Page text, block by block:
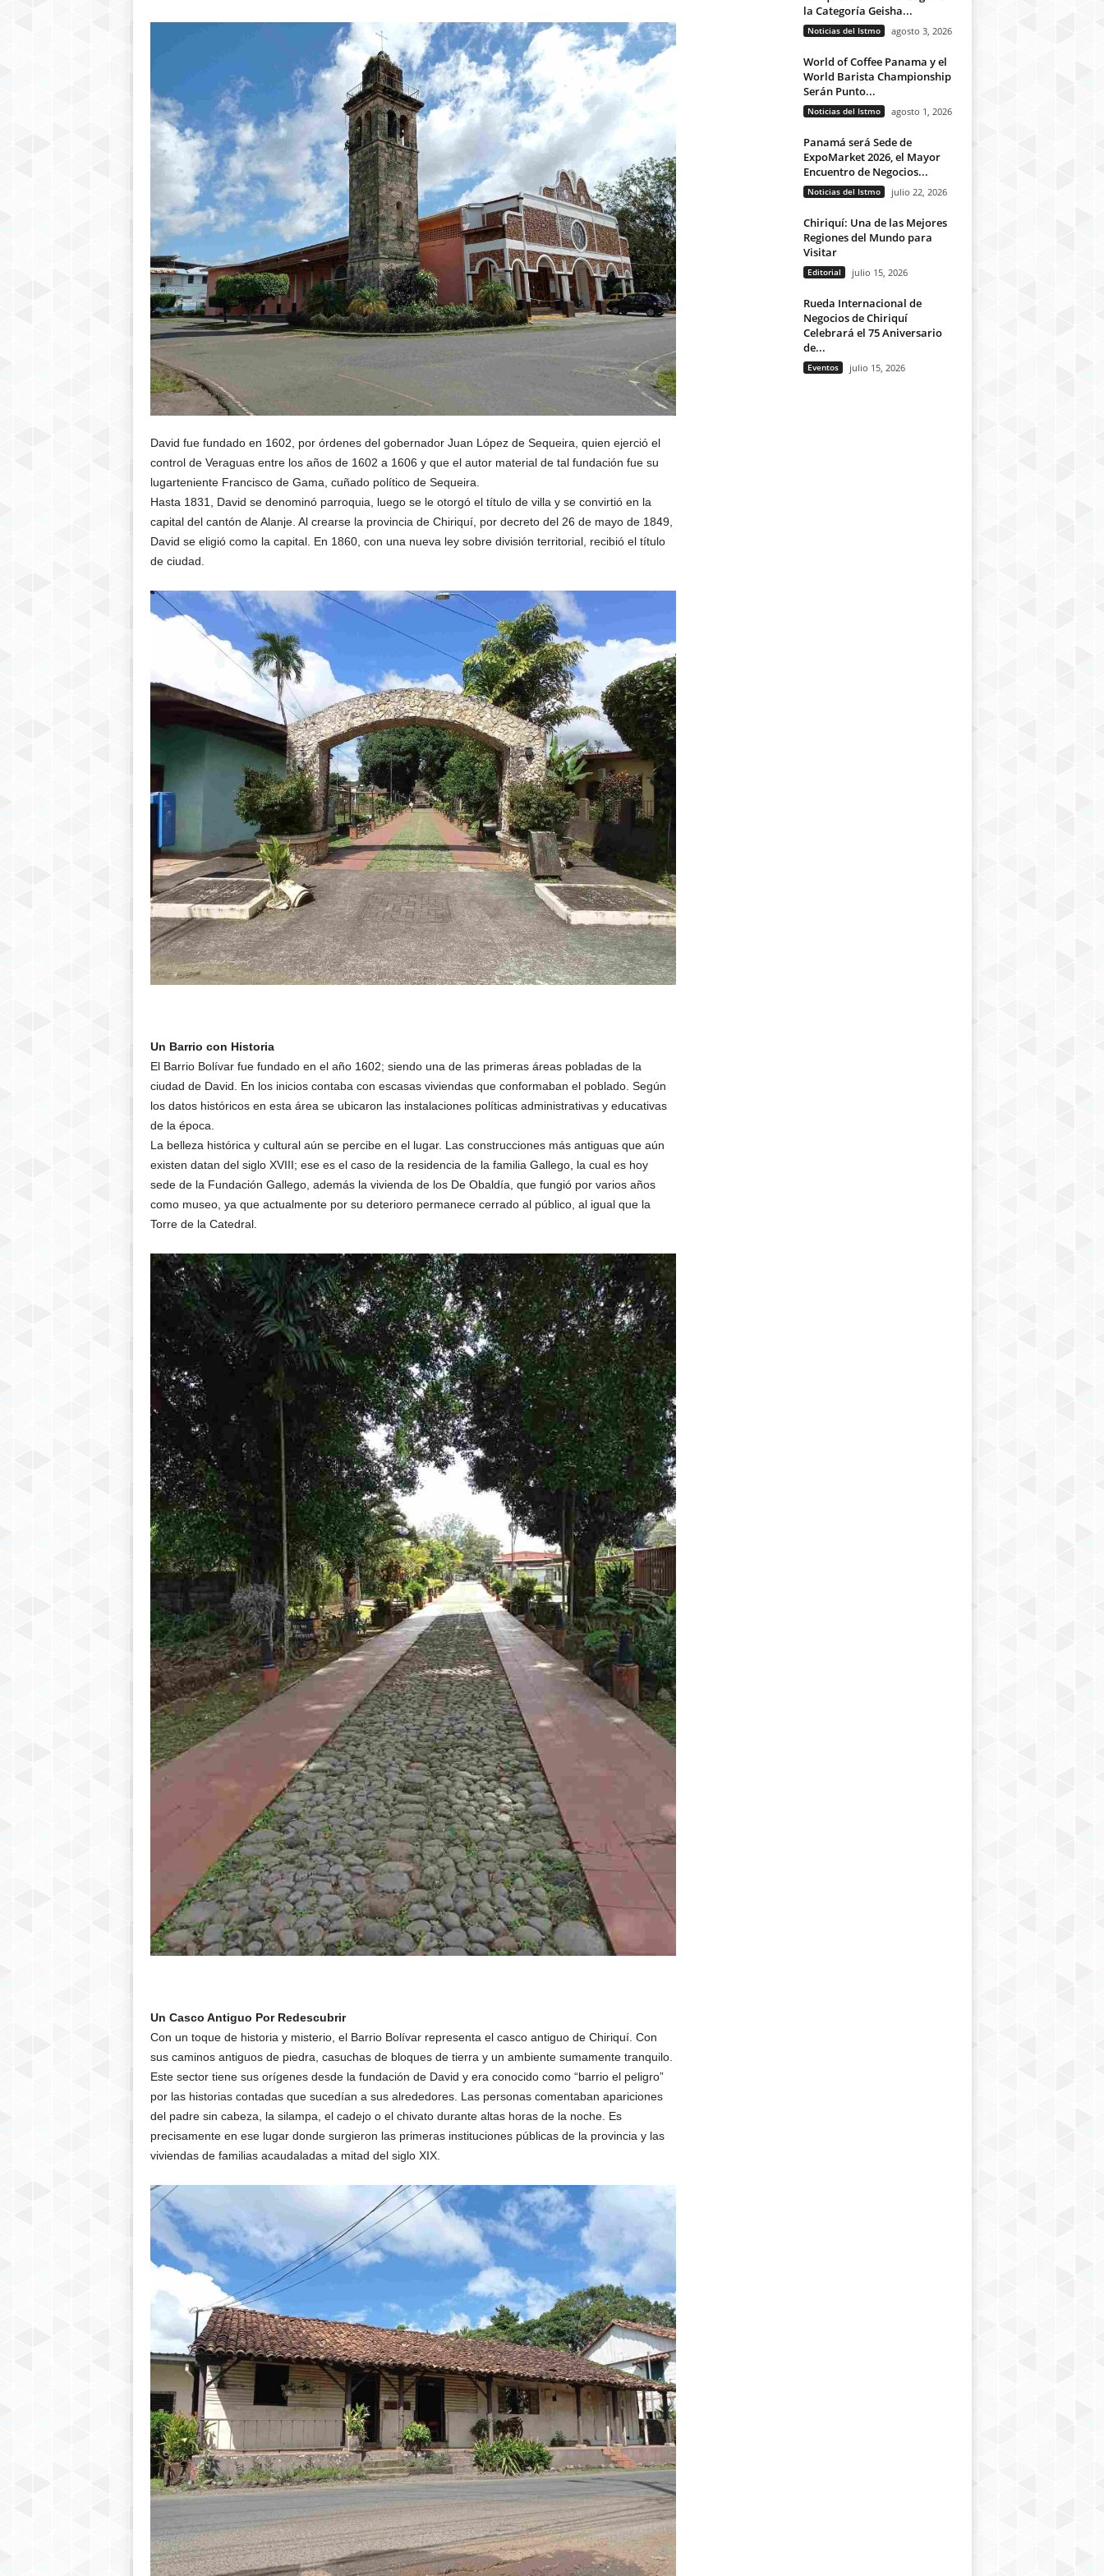
David fue fundado en 1602, por órdenes del gobernador Juan López de Sequeira, quien ejerció el
control de Veraguas entre los años de 1602 a 1606 y que el autor material de tal fundación fue su
lugarteniente Francisco de Gama, cuñado político de Sequeira.
Hasta 1831, David se denominó parroquia, luego se le otorgó el título de villa y se convirtió en la
capital del cantón de Alanje. Al crearse la provincia de Chiriquí, por decreto del 26 de mayo de 1849,
David se eligió como la capital. En 1860, con una nueva ley sobre división territorial, recibió el título
de ciudad.
Un Barrio con Historia
El Barrio Bolívar fue fundado en el año 1602; siendo una de las primeras áreas pobladas de la
ciudad de David. En los inicios contaba con escasas viviendas que conformaban el poblado. Según
los datos históricos en esta área se ubicaron las instalaciones políticas administrativas y educativas
de la época.
La belleza histórica y cultural aún se percibe en el lugar. Las construcciones más antiguas que aún
existen datan del siglo XVIII; ese es el caso de la residencia de la familia Gallego, la cual es hoy
sede de la Fundación Gallego, además la vivienda de los De Obaldía, que fungió por varios años
como museo, ya que actualmente por su deterioro permanece cerrado al público, al igual que la
Torre de la Catedral.
Un Casco Antiguo Por Redescubrir
Con un toque de historia y misterio, el Barrio Bolívar representa el casco antiguo de Chiriquí. Con
sus caminos antiguos de piedra, casuchas de bloques de tierra y un ambiente sumamente tranquilo.
Este sector tiene sus orígenes desde la fundación de David y era conocido como “barrio el peligro”
por las historias contadas que sucedían a sus alrededores. Las personas comentaban apariciones
del padre sin cabeza, la silampa, el cadejo o el chivato durante altas horas de la noche. Es
precisamente en ese lugar donde surgieron las primeras instituciones públicas de la provincia y las
viviendas de familias acaudaladas a mitad del siglo XIX.
la Categoría Geisha...
Noticias del Istmo agosto 3, 2026
World of Coffee Panama y el
World Barista Championship
Serán Punto...
Noticias del Istmo agosto 1, 2026
Panamá será Sede de
ExpoMarket 2026, el Mayor
Encuentro de Negocios...
Noticias del Istmo julio 22, 2026
Chiriquí: Una de las Mejores
Regiones del Mundo para
Visitar
Editorial julio 15, 2026
Rueda Internacional de
Negocios de Chiriquí
Celebrará el 75 Aniversario
de...
Eventos julio 15, 2026